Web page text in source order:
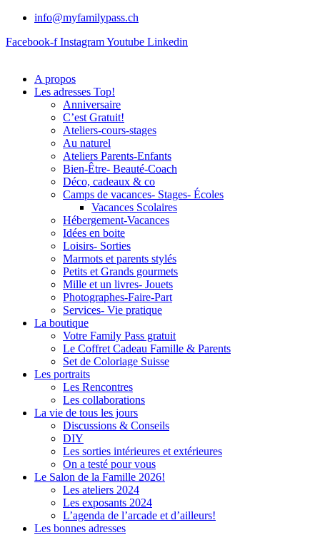
info@myfamilypass.ch
Facebook-f InstagramYoutube Linkedin
A propos
Les adresses Top!
Anniversaire
C’est Gratuit!
Ateliers-cours-stages
Au naturel
Ateliers Parents-Enfants
Bien-Être- Beauté-Coach
Déco, cadeaux & co
Camps de vacances- Stages- Écoles
Vacances Scolaires
Hébergement-Vacances
Idées en boite
Loisirs- Sorties
Marmots et parents stylés
Petits et Grands gourmets
Mille et un livres- Jouets
Photographes-Faire-Part
Services- Vie pratique
La boutique
Votre Family Pass gratuit
Le Coffret Cadeau Famille & Parents
Set de Coloriage Suisse
Les portraits
Les Rencontres
Les collaborations
La vie de tous les jours
Discussions & Conseils
DIY
Les sorties intérieures et extérieures
On a testé pour vous
Le Salon de la Famille 2026!
Les ateliers 2024
Les exposants 2024
L’agenda de l’arcade et d’ailleurs!
Les bonnes adresses